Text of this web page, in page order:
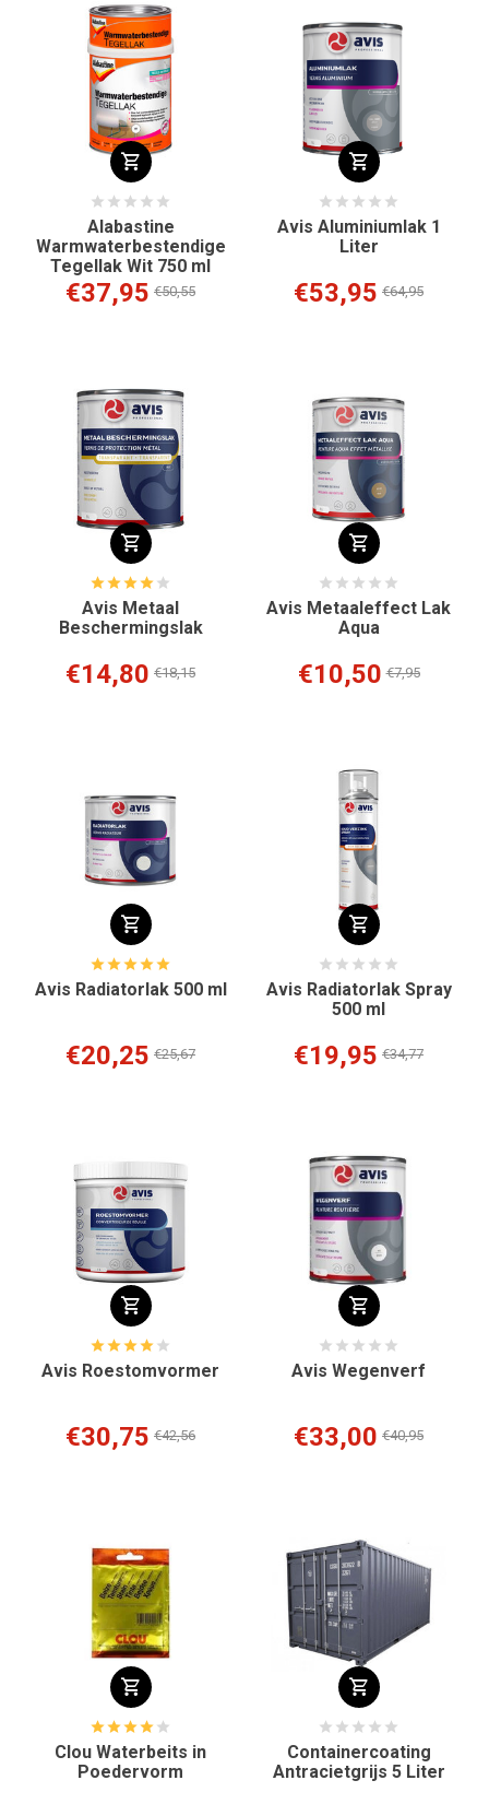
Alabastine
Warmwaterbestendige
Tegellak Wit 750 ml
€37,95 €50,55
Avis Aluminiumlak 1
Liter
€53,95 €64,95
Avis Metaal
Beschermingslak
€14,80 €18,15
Avis Metaaleffect Lak
Aqua
€10,50 €7,95
Avis Radiatorlak 500 ml
€20,25 €25,67
Avis Radiatorlak Spray
500 ml
€19,95 €34,77
Avis Roestomvormer
€30,75 €42,56
Avis Wegenverf
€33,00 €40,95
Clou Waterbeits in
Poedervorm
Containercoating
Antracietgrijs 5 Liter